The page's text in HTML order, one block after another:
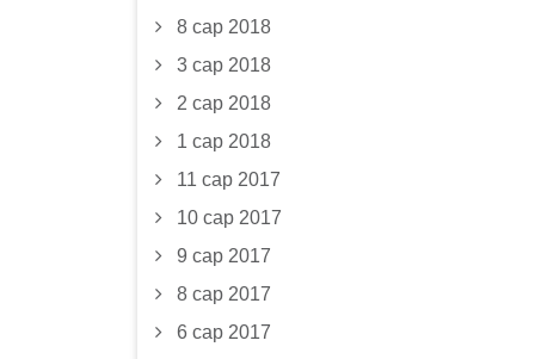
8 сар 2018
3 сар 2018
2 сар 2018
1 сар 2018
11 сар 2017
10 сар 2017
9 сар 2017
8 сар 2017
6 сар 2017